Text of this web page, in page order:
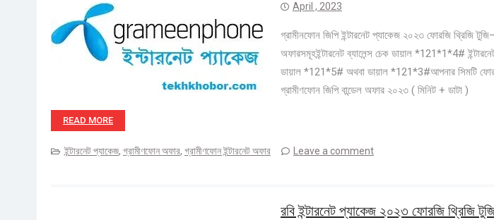
April , 2023
গ্রামীনফোন জিপি ইন্টারনেট প্যাকেজ ২০২৩ ফোরজি থ্রিজি
অফারসমূহইন্টারনেট ব্যালেন্স চেক ডায়াল *121*1*4#
ডায়াল *121*5# অথবা ডায়াল *121*3#আপনার সিমটি
গ্রামীণফোন জিপি বান্ডেল অফার ২০২৩ ( মিনিট + ডাটা )
READ MORE
ইন্টারনেট প্যাকেজ, গ্রামীণফোন অফার, গ্রামীণফোন ইন্টারনেট অফার Leave a comment
রবি ইন্টারনেট প্যাকেজ ২০২৩ ফোরজি থ্রিজি